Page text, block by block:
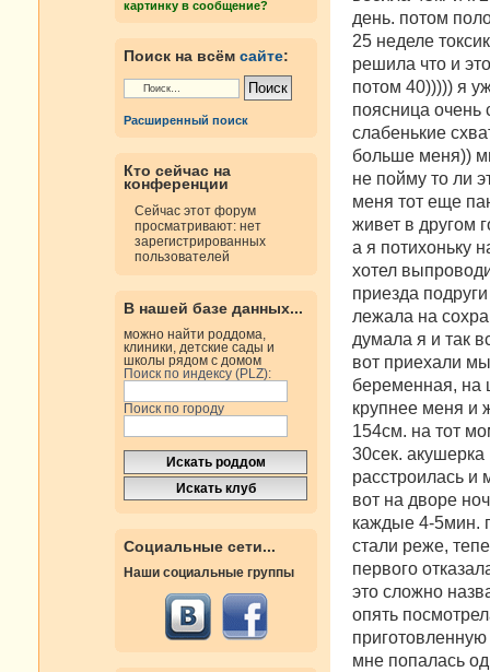
картинку в сообщение?
Поиск на всём сайте:
Расширенный поиск
Кто сейчас на
конференции
Сейчас этот форум
просматривают: нет
зарегистрированных
пользователей
В нашей базе данных...
можно найти роддома,
клиники, детские сады и
школы рядом с домом
Поиск по индексу (PLZ):
Поиск по городу
Социальные сети...
Наши социальные группы
е
день. потом
25 неделе
решила что и
потом 40))))) я
поясница очень
слабенькие
больше меня))
не пойму то ли
меня тот еще
живет в другом
а я потихоньку
хотел
приезда
лежала на
думала я и так
вот приехали
беременная, на
крупнее меня и
154см. на тот
30сек.
расстроилась и
вот на дворе
каждые 4-5мин.
стали реже,
первого
это сложно
опять
мне попалась